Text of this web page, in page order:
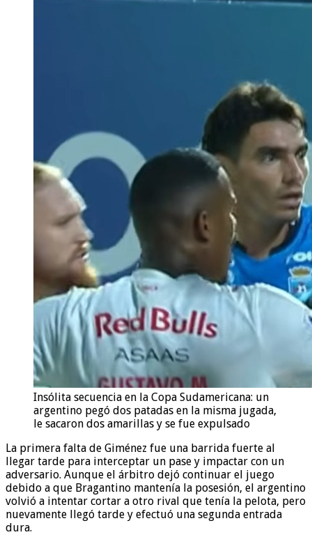
Insólita secuencia en la Copa Sudamericana: un
argentino pegó dos patadas en la misma jugada,
le sacaron dos amarillas y se fue expulsado
La primera falta de Giménez fue una barrida fuerte al
llegar tarde para interceptar un pase y impactar con un
adversario. Aunque el árbitro dejó continuar el juego
debido a que Bragantino mantenía la posesión, el argentino
volvió a intentar cortar a otro rival que tenía la pelota, pero
nuevamente llegó tarde y efectuó una segunda entrada
dura.